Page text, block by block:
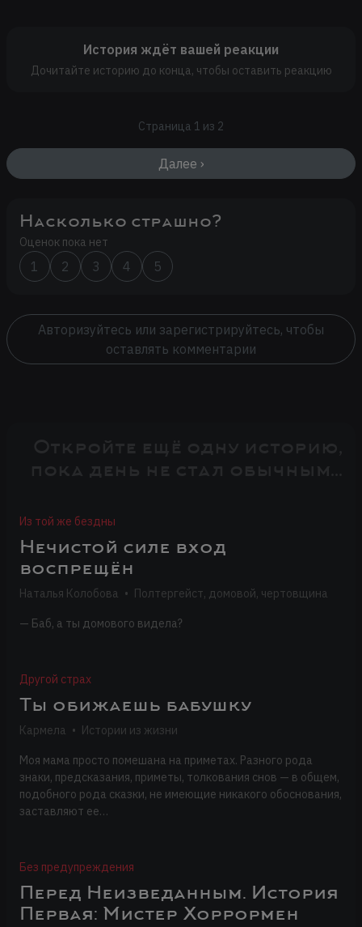
История ждёт вашей реакции
Дочитайте историю до конца, чтобы оставить реакцию
Страница 1 из 2
Далее ›
Насколько страшно?
Оценок пока нет
1 2 3 4 5
Авторизуйтесь или зарегистрируйтесь, чтобы
оставлять комментарии
Из той же бездны
Нечистой силе вход
воспрещён
Наталья Колобова • Полтергейст, домовой, чертовщина
— Баб, а ты домового видела?
Другой страх
Ты обижаешь бабушку
Кармела • Истории из жизни
Моя мама просто помешана на приметах. Разного рода
знаки, предсказания, приметы, толкования снов — в общем,
подобного рода сказки, не имеющие никакого обоснования,
заставляют ее…
Без предупреждения
Перед Неизведанным. История
Первая: Мистер Хоррормен